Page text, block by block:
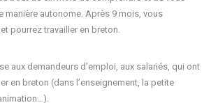
manière autonome. Après 9 mois, vous
pourrez travailler en breton.
aux demandeurs d’emploi, aux salariés, qui ont
en breton (dans l’enseignement, la petite